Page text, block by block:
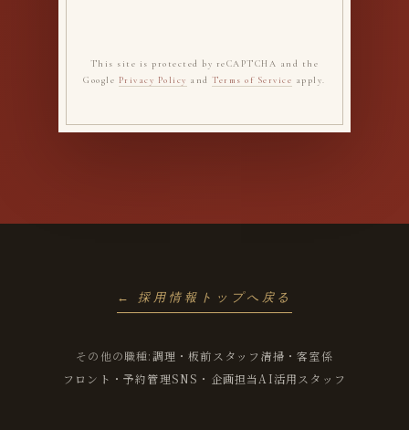
This site is protected by reCAPTCHA and the
Google Privacy Policy andTerms of Service apply.
← 採用情報トップへ戻る
その他の職種:調理・板前スタッフ 清掃・客室係
フロント・予約管理SNS・企画担当AI活用スタッフ